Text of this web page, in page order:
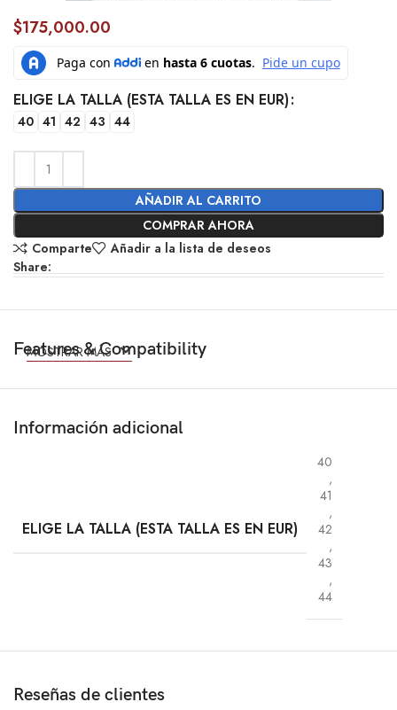
$175,000.00
ELIGE LA TALLA (ESTA TALLA ES EN EUR)
40 41 42 43 44
AÑADIR AL CARRITO
COMPRAR AHORA
Comparte
Añadir a la lista de deseos
Share:
Features & Compatibility
MOSTRAR MÁS
Información adicional
ELIGE LA TALLA (ESTA TALLA ES EN EUR)
40
,
41
,
42
,
43
,
44
Reseñas de clientes